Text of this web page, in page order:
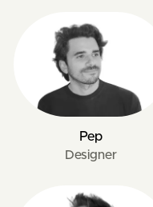
Pep
Designer